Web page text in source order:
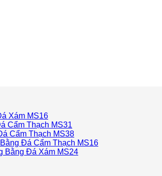
Xám MS16
Cẩm Thạch MS31
Cẩm Thạch MS38
Đá Cẩm Thạch MS16
Đá Xám MS24